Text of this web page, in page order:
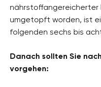
nährstoffangereicherter
umgetopft worden, ist
folgenden sechs bis
Danach sollten Sie
vorgehen: